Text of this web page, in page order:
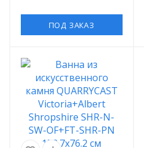
ПОД ЗАКАЗ